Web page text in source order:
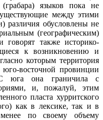
(грабара) языков пока не
между этими
различия обусловлены не
(географическим)
говорят также историко-
к возникновению и
которым территория
юго-восточной провинции
юга она граничила с
и, пожалуй, этим
пласта хурритского
как в лексике, так и в
по своему объему